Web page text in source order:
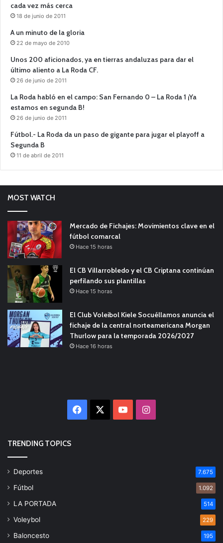
cada vez más cerca
18 de junio de 2011
A un minuto de la gloria
22 de mayo de 2010
Unos 200 aficionados, ya en tierras andaluzas para dar el
último aliento a La Roda CF.
26 de junio de 2011
La Roda habló en el campo: San Fernando 0 – La Roda 1 ¡Ya
estamos en segunda B!
26 de junio de 2011
Fútbol.- La Roda da un paso de gigante para jugar el playoff a
Segunda B
11 de abril de 2011
MOST WATCH
Mercado de Fichajes: Movimientos clave en el
fútbol comarcal
Hace 15 horas
El CB Villarrobledo y el CB Criptana continúan
perfilando sus plantillas
Hace 15 horas
El Club Voleibol Kiele Socuéllamos anuncia el
fichaje de la central norteamericana Morgan
Thurlow para la temporada 2026/2027
Hace 16 horas
Facebook YouTubeInstagram
TRENDING TOPICS
Deportes 7.675
Fútbol 1.092
LA PORTADA 514
Voleybol 229
Baloncesto 195